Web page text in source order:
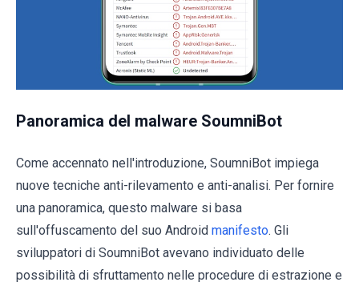
Panoramica del malware SoumniBot
Come accennato nell'introduzione, SoumniBot impiega
nuove tecniche anti-rilevamento e anti-analisi. Per fornire
una panoramica, questo malware si basa
sull'offuscamento del suo Android manifesto. Gli
sviluppatori di SoumniBot avevano individuato delle
possibilità di sfruttamento nelle procedure di estrazione e